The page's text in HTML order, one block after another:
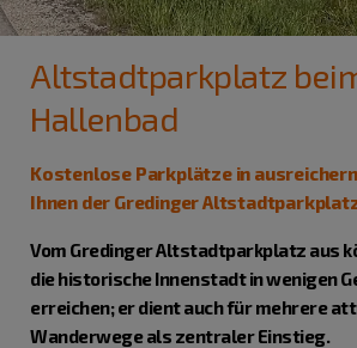
Altstadtparkplatz
Hallenbad
Kostenlose Parkplätze in
Ihnen der Gredinger
Vom Gredinger Altstadtparkplatz aus
die historische Innenstadt in wenigen
erreichen; er dient auch für mehrere
Wanderwege als zentraler Einstieg.